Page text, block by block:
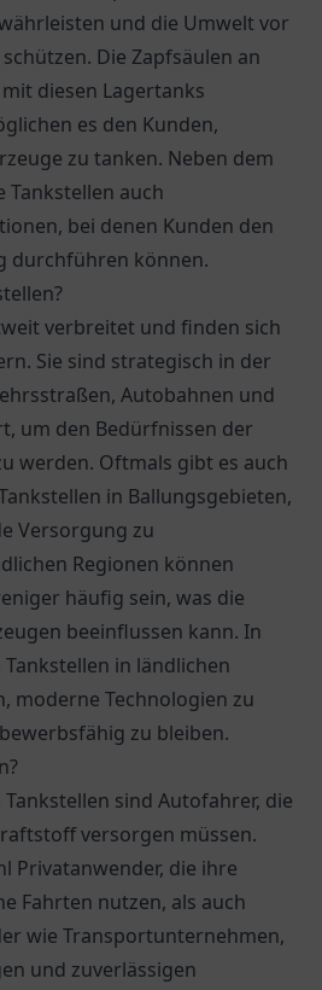
und die Umwelt vor
Die Zapfsäulen an
diesen Lagertanks
es den Kunden,
zu tanken. Neben dem
Tankstellen auch
bei denen Kunden den
durchführen können.
verbreitet und finden sich
Sie sind strategisch in der
Autobahnen und
um den Bedürfnissen der
werden. Oftmals gibt es auch
in Ballungsgebieten,
Versorgung zu
Regionen können
häufig sein, was die
beeinflussen kann. In
in ländlichen
moderne Technologien zu
zu bleiben.
sind Autofahrer, die
versorgen müssen.
Privatanwender, die ihre
Fahrten nutzen, als auch
wie Transportunternehmen,
und zuverlässigen